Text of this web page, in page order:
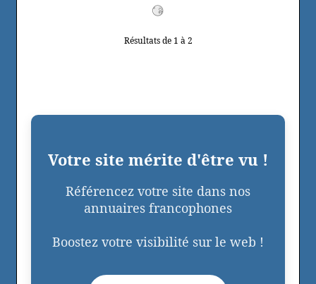
Résultats de 1 à 2
Votre site mérite d'être vu !
Référencez votre site dans nos
annuaires francophones
Boostez votre visibilité sur le web !